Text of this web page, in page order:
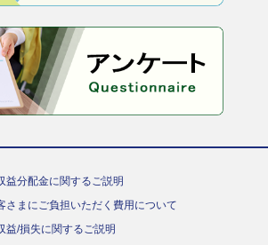
益分配金に関するご説明
さまにご負担いただく費用について
益/損失に関するご説明